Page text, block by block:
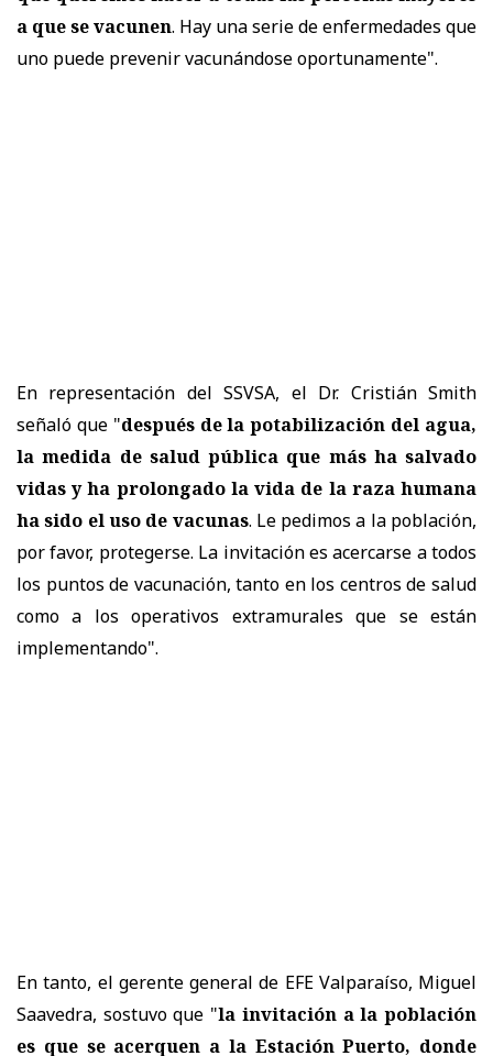
a que se vacunen. Hay una serie de enfermedades que
uno puede prevenir vacunándose oportunamente".
En representación del SSVSA, el Dr. Cristián Smith
señaló que "después de la potabilización del agua,
la medida de salud pública que más ha salvado
vidas y ha prolongado la vida de la raza humana
ha sido el uso de vacunas. Le pedimos a la población,
por favor, protegerse. La invitación es acercarse a todos
los puntos de vacunación, tanto en los centros de salud
como a los operativos extramurales que se están
implementando".
En tanto, el gerente general de EFE Valparaíso, Miguel
Saavedra, sostuvo que "la invitación a la población
es que se acerquen a la Estación Puerto, donde